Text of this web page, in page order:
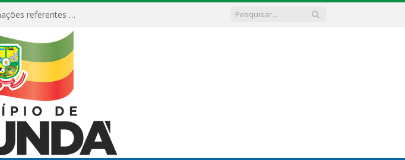
Relatórios Detalhados contendo todas as informações referentes a execução de recursos destinados ao fomento de projetos culturais no Município de Jacundá entre os anos de 2022 ao presente ano de 2026.